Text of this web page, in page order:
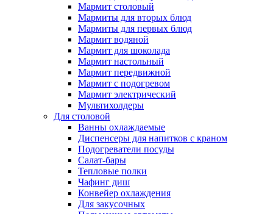
Мармит столовый
Мармиты для вторых блюд
Мармиты для первых блюд
Мармит водяной
Мармит для шоколада
Мармит настольный
Мармит передвижной
Мармит с подогревом
Мармит электрический
Мультихолдеры
Для столовой
Ванны охлаждаемые
Диспенсеры для напитков с краном
Подогреватели посуды
Салат-бары
Тепловые полки
Чафинг диш
Конвейер охлаждения
Для закусочных